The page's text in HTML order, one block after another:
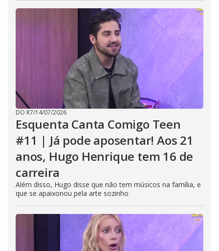
DO R7/14/07/2026
Esquenta Canta Comigo Teen
#11 | Já pode aposentar! Aos 21
anos, Hugo Henrique tem 16 de
carreira
Além disso, Hugo disse que não tem músicos na família, e
que se apaixonou pela arte sozinho